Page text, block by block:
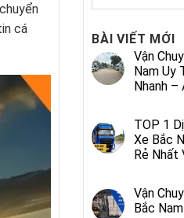
cá
BÀI VIẾT MỚI
Vận
Nam Uy
Nhanh –
TOP 1
Xe Bắc
Rẻ Nhất
Vận
Bắc